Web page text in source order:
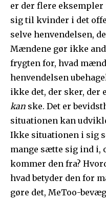
er der flere
sig til kvinder i det
selve henvendelsen,
Mændene gør ikke
frygten for, hvad
henvendelsen
ikke det, der sker, der
kan ske. Det er
situationen kan
Ikke situationen i sig
mange sætte sig ind i,
kommer den fra?
hvad betyder den for
gøre det, MeToo-